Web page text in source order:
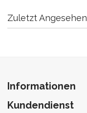
Zuletzt Angesehen
Informationen
Kundendienst